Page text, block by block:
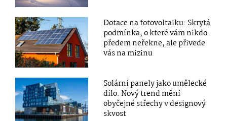
Dotace na fotovoltaiku: Skrytá
podmínka, o které vám nikdo
předem neřekne, ale přivede
vás na mizinu
Solární panely jako umělecké
dílo. Nový trend mění
obyčejné střechy v designový
skvost